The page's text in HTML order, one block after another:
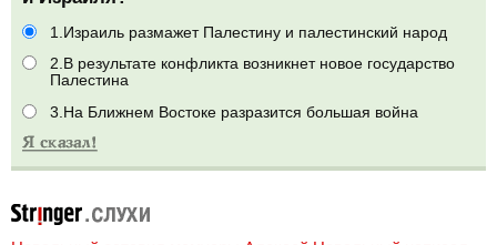
1.Израиль размажет Палестину и палестинский народ
2.В результате конфликта возникнет новое государство
Палестина
3.На Ближнем Востоке разразится большая война